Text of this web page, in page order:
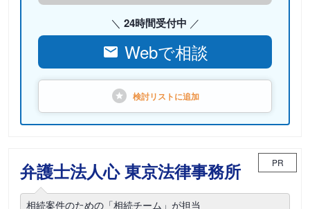
24時間受付中
Webで相談
検討リストに追加
弁護士法人心 東京法律事務所 PR
相続案件のための「相続チーム」が担当